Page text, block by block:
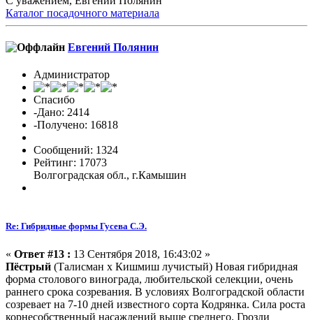
Каталог посадочного материала
Евгений Полянин
Администратор
Спасибо
-Дано: 2414
-Получено: 16818
Сообщений: 1324
Рейтинг: 17073
Волгоградская обл., г.Камышин
Re: Гибридные формы Гусева С.Э.
« Ответ #13 : 13 Сентября 2018, 16:43:02 »
Пёстрый (Талисман х Кишмиш лучистый) Новая гибридная
форма столового винограда, любительской селекции, очень
раннего срока созревания. В условиях Волгоградской области
созревает на 7-10 дней известного сорта Кодрянка. Сила роста
корнесобственный насаждений выше среднего. Грозди